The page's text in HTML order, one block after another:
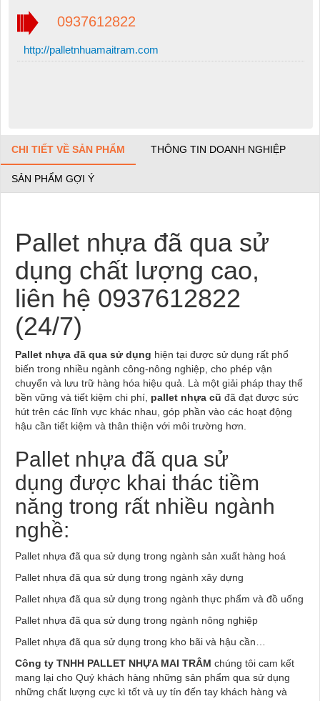
0937612822
http://palletnhuamaitram.com
CHI TIẾT VỀ SẢN PHẨM THÔNG TIN DOANH NGHIỆP
SẢN PHẨM GỢI Ý
Pallet nhựa đã qua sử
dụng chất lượng cao,
liên hệ 0937612822
(24/7)
Pallet nhựa đã qua sử dụng hiện tại được sử dụng rất phổ
biến trong nhiều ngành công-nông nghiệp, cho phép vận
chuyển và lưu trữ hàng hóa hiệu quả. Là một giải pháp thay thế
bền vững và tiết kiệm chi phí, pallet nhựa cũ đã đạt được sức
hút trên các lĩnh vực khác nhau, góp phần vào các hoạt động
hậu cần tiết kiệm và thân thiện với môi trường hơn.
Pallet nhựa đã qua sử
dụng được khai thác tiềm
năng trong rất nhiều ngành
nghề:
Pallet nhựa đã qua sử dụng trong ngành sản xuất hàng hoá
Pallet nhựa đã qua sử dụng trong ngành xây dựng
Pallet nhựa đã qua sử dụng trong ngành thực phẩm và đồ uống
Pallet nhựa đã qua sử dụng trong ngành nông nghiệp
Pallet nhựa đã qua sử dụng trong kho bãi và hậu cần…
Công ty TNHH PALLET NHỰA MAI TRÂM chúng tôi cam kết
mang lại cho Quý khách hàng những sản phẩm qua sử dụng
những chất lượng cực kì tốt và uy tín đến tay khách hàng và